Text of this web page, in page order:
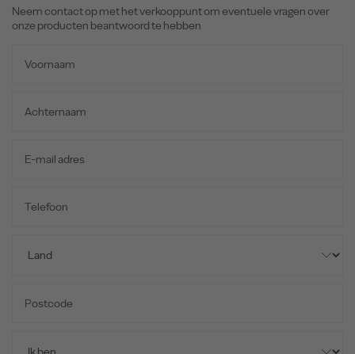
Neem contact op met het verkooppunt om eventuele vragen over
onze producten beantwoord te hebben